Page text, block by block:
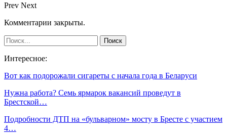
Prev Next
Комментарии закрыты.
Интересное:
Вот как подорожали сигареты с начала года в Беларуси
Нужна работа? Семь ярмарок вакансий проведут в
Брестской…
Подробности ДТП на «бульварном» мосту в Бресте с участием
4…